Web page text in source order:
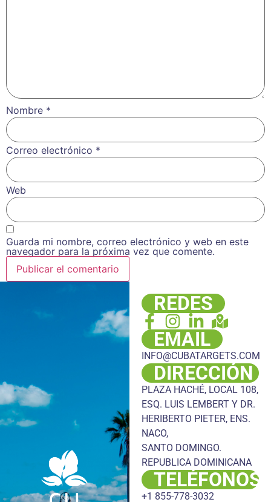
Nombre *
Correo electrónico *
Web
Guarda mi nombre, correo electrónico y web en este
navegador para la próxima vez que comente.
REDES
EMAIL
INFO@CUBATARGETS.COM
DIRECCIÓN
PLAZA HACHÉ, LOCAL 108,
ESQ. LUIS LEMBERT Y DR.
HERIBERTO PIETER, ENS.
NACO,
SANTO DOMINGO.
REPUBLICA DOMINICANA
TELÉFONOS
+1 855-778-3032